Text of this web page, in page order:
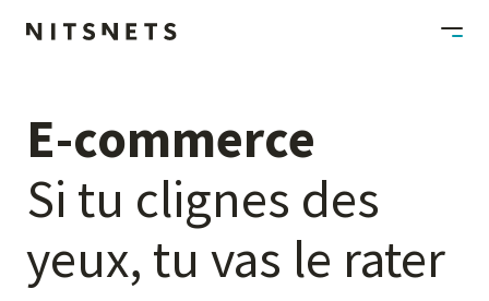
E-commerce
Si tu clignes des
yeux, tu vas le rater